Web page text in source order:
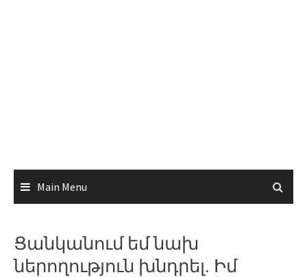
Main Menu
Ցանկանում եմ նախ
ներողություն խնդրել. Իմ